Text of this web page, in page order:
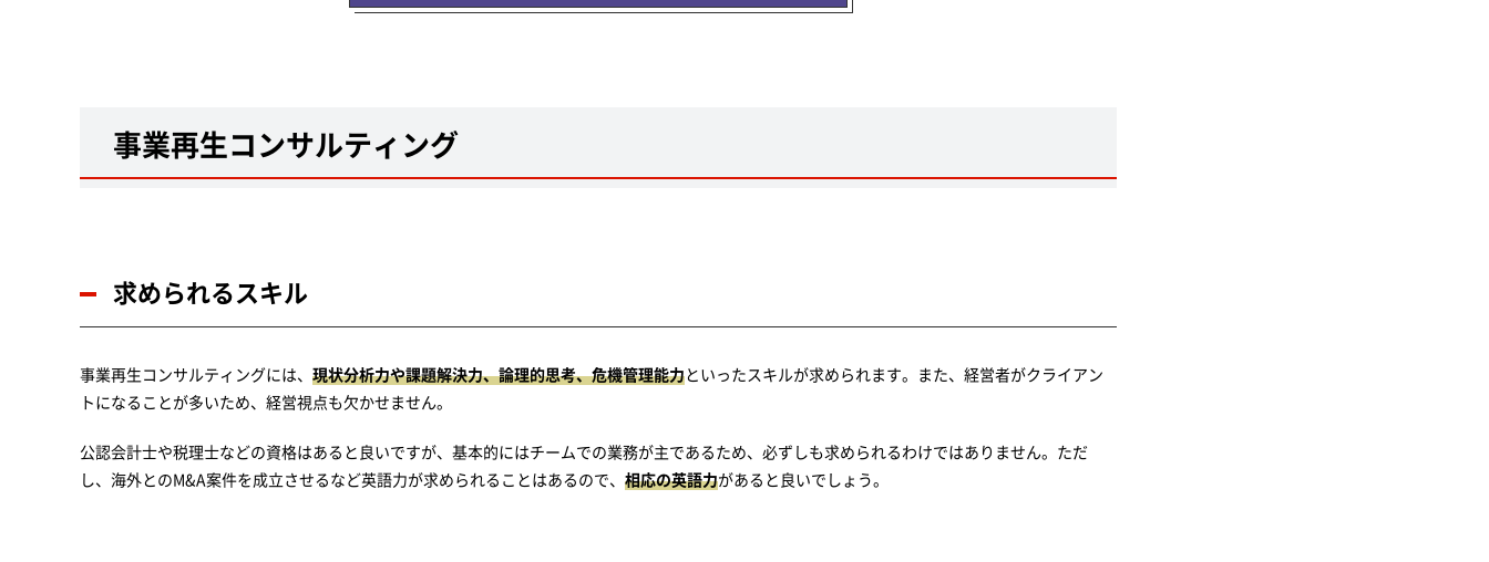
事業再生コンサルティング
求められるスキル
事業再生コンサルティングには、 現状分析力や課題解決力、論理的思考、危機管理能力といったスキルが求められます。また、経営者がクライアン
トになることが多いため、経営視点も欠かせません。
公認会計士や税理士などの資格はあると良いですが、基本的にはチームでの業務が主であるため、必ずしも求められるわけではありません。ただ
し、海外とのM&A案件を成立させるなど英語力が求められることはあるので、 相応の英語力があると良いでしょう。